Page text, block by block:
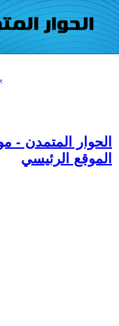
الحوار المتمدن -
الموقع الرئيسي